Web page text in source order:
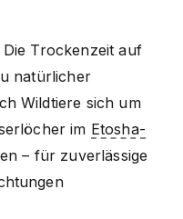
Die Trockenzeit auf
natürlicher
Wildtiere sich um
im Etosha-
– für zuverlässige